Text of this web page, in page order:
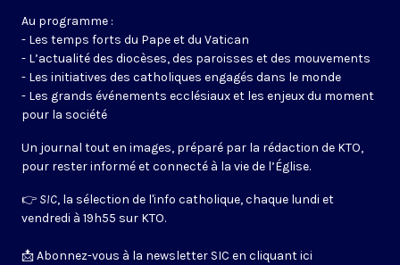
Au programme :
- Les temps forts du Pape et du Vatican
- L’actualité des diocèses, des paroisses et des mouvements
- Les initiatives des catholiques engagés dans le monde
- Les grands événements ecclésiaux et les enjeux du moment
pour la société
Un journal tout en images, préparé par la rédaction de KTO,
pour rester informé et connecté à la vie de l’Église.
👉 SIC, la sélection de l'info catholique, chaque lundi et
vendredi à 19h55 sur KTO.
📩Abonnez-vous à la newsletter SIC en cliquant ici